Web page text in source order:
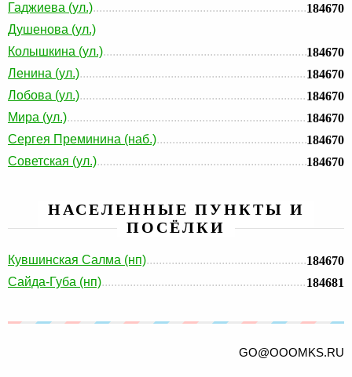
Гаджиева (ул.)
184670
Душенова (ул.)
Колышкина (ул.)
184670
Ленина (ул.)
184670
Лобова (ул.)
184670
Мира (ул.)
184670
Сергея Преминина (наб.)
184670
Советская (ул.)
184670
НАСЕЛЕННЫЕ ПУНКТЫ И
ПОСЁЛКИ
Кувшинская Салма (нп)
184670
Сайда-Губа (нп)
184681
GO@OOOMKS.RU